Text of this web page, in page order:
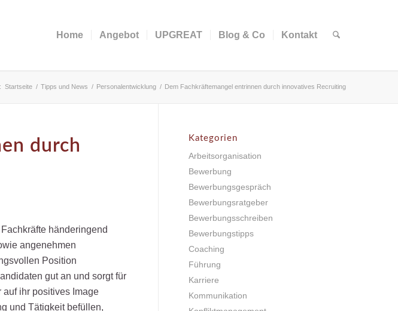
Home Angebot UPGREAT Blog & Co Kontakt
Startseite / Tipps und News / Personalentwicklung / Dem Fachkräftemangel entrinnen durch innovatives Recruiting
durch
händeringend
angenehmen
Position
gut an und sorgt für
ihr positives Image
und Tätigkeit befüllen,
Kategorien
Arbeitsorganisation
Bewerbung
Bewerbungsgespräch
Bewerbungsratgeber
Bewerbungsschreiben
Bewerbungstipps
Coaching
Führung
Karriere
Kommunikation